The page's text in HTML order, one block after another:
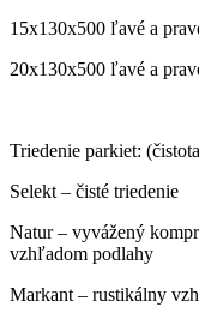
15x130x500 ľavé a
20x130x500 ľavé a
Triedenie parkiet:
Selekt – čisté triedenie
Natur – vyvážený
vzhľadom podlahy
Markant – rustikálny